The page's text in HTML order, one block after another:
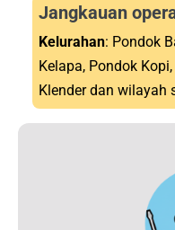
Jangkauan
Kelurahan: Pondok
Kelapa, Pondok
Klender dan wilayah